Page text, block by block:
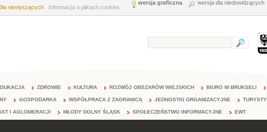
niesłyszących Informacja o plikach cookies
wersja graficzna wersja dla niedowidzących
ZDROWIE KULTURA ROZWÓJ OBSZARÓW WIEJSKICH BIURO W BRUKSELI
GOSPODARKA WSPÓŁPRACA Z ZAGRANICĄ JEDNOSTKI ORGANIZACYJNE
I AGLOMERACJI MŁODY DOLNY ŚLĄSK SPOŁECZEŃSTWO INFORMACYJNE EWT